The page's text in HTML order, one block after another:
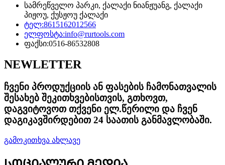
სამრეწველო პარკი, ქალაქი ნიანჟუანგ, ქალაქი
პიჟოუ, ქუსჟოუ ქალაქი
ტელ:8615162012566
ელფოსტა:info@rurtools.com
ფაქსი:0516-86532808
NEWLETTER
ჩვენი პროდუქციის ან ფასების ჩამონათვალის
შესახებ შეკითხვებისთვის, გთხოვთ,
დაგვიტოვოთ თქვენი ელ.წერილი და ჩვენ
დაგიკავშირდებით 24 საათის განმავლობაში.
გამოკითხვა ახლავე